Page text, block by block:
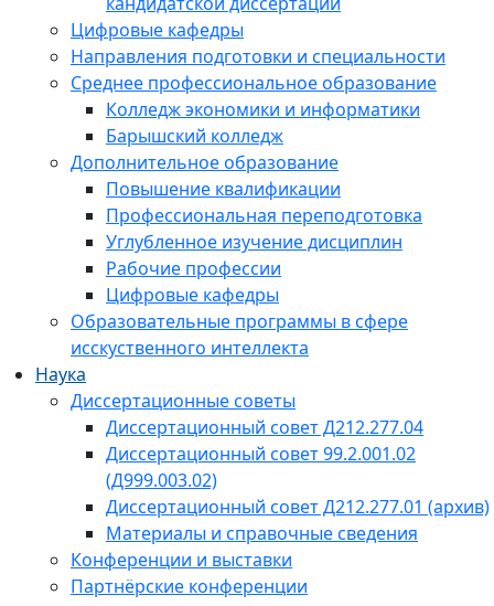
Цифровые кафедры
Направления подготовки и специальности
Среднее профессиональное образование
Колледж экономики и информатики
Барышский колледж
Дополнительное образование
Повышение квалификации
Профессиональная переподготовка
Углубленное изучение дисциплин
Рабочие профессии
Цифровые кафедры
Образовательные программы в сфере
исскуственного интеллекта
Наука
Диссертационные советы
Диссертационный совет Д212.277.04
Диссертационный совет 99.2.001.02
(Д999.003.02)
Диссертационный совет Д212.277.01 (архив)
Материалы и справочные сведения
Конференции и выставки
Партнёрские конференции